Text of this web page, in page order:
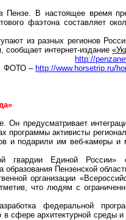
Пензе. В настоящее время
фаэтона составляет
из разных регионов
сообщает интернет-издание
http://
ФОТО – http://www.horsetrip.ru/
Он предусматривает
активисты
и подарили имвеб-камеры и
гвардии Единой России»
Пензенской
организации
что людям с
федеральной
сфере архитектурной среды